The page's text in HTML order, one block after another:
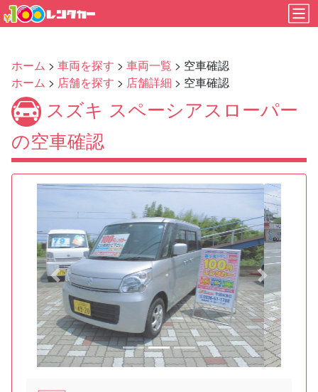
ホーム > 車両を探す > 車両一覧 > 空車確認
ホーム > 店舗を探す > 店舗詳細 > 空車確認
スズキ スペーシアスローパー
の空車確認
Previous Next